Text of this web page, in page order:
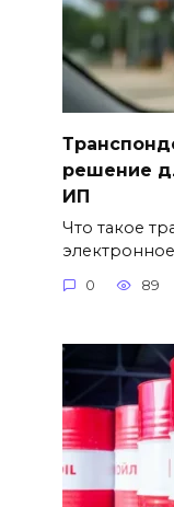
решение
ИП
Что такое
0 89